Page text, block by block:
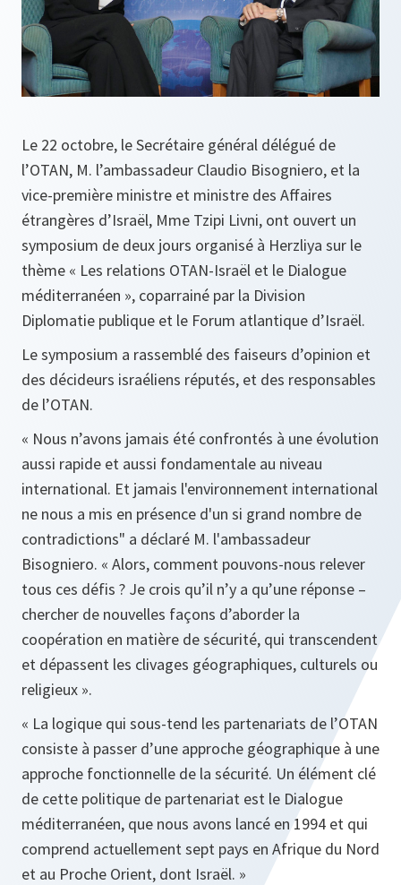
Le 22 octobre, le Secrétaire général délégué de
l’OTAN, M. l’ambassadeur Claudio Bisogniero, et la
vice-première ministre et ministre des Affaires
étrangères d’Israël, Mme Tzipi Livni, ont ouvert un
symposium de deux jours organisé à Herzliya sur le
thème « Les relations OTAN-Israël et le Dialogue
méditerranéen », coparrainé par la Division
Diplomatie publique et le Forum atlantique d’Israël.
Le symposium a rassemblé des faiseurs d’opinion et
des décideurs israéliens réputés, et des responsables
de l’OTAN.
« Nous n’avons jamais été confrontés à une évolution
aussi rapide et aussi fondamentale au niveau
international. Et jamais l'environnement international
ne nous a mis en présence d'un si grand nombre de
contradictions" a déclaré M. l'ambassadeur
Bisogniero. « Alors, comment pouvons-nous relever
tous ces défis ? Je crois qu’il n’y a qu’une réponse –
chercher de nouvelles façons d’aborder la
coopération en matière de sécurité, qui transcendent
et dépassent les clivages géographiques, culturels ou
religieux ».
« La logique qui sous-tend les partenariats de l’OTAN
consiste à passer d’une approche géographique à une
approche fonctionnelle de la sécurité. Un élément clé
de cette politique de partenariat est le Dialogue
méditerranéen, que nous avons lancé en 1994 et qui
comprend actuellement sept pays en Afrique du Nord
et au Proche Orient, dont Israël. »